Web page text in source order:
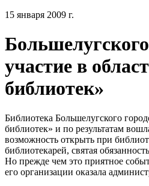
15 января 2009 г.
участие в
библиотек»
Библиотека Большелугского
библиотек» и по результатам
возможность открыть при
библиотекарей, святая
Но прежде чем это приятное
его организации оказала